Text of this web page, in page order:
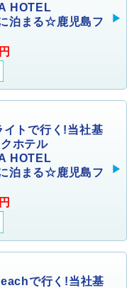
HOTEL
泊まる☆鹿児島フ
トで行く!当社基
ホテル
HOTEL
泊まる☆鹿児島フ
で行く!当社基